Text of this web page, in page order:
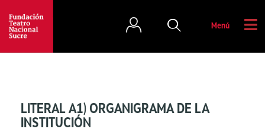
Menú
LITERAL A1) ORGANIGRAMA DE LA
INSTITUCIÓN